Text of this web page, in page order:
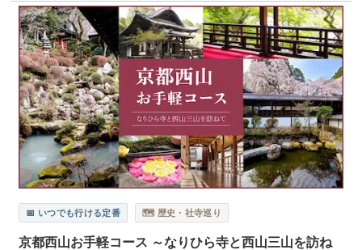
📅 いつでも行ける定番 🗺️ 歴史・社寺巡り
京都西山お手軽コース ～なりひら寺と西山三山を訪ね